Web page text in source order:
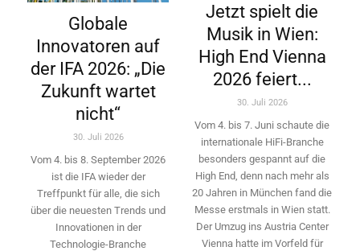
Globale
Innovatoren auf
der IFA 2026: „Die
Zukunft wartet
nicht“
30. Juli 2026
Vom 4. bis 8. September 2026
ist die IFA wieder der
Treffpunkt für alle, die sich
über die neuesten Trends und
Innovationen in der
Technologie-­Branche
Jetzt spielt die
Musik in Wien:
High End Vienna
2026 feiert...
30. Juli 2026
Vom 4. bis 7. Juni schaute die
internationale HiFi-Branche
besonders gespannt auf die
High End, denn nach mehr als
20 Jahren in München fand die
Messe erstmals in Wien statt.
Der Umzug ins Austria Center
Vienna hatte im Vorfeld für